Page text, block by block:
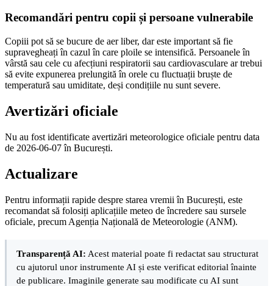
Recomandări pentru copii și persoane vulnerabile
Copiii pot să se bucure de aer liber, dar este important să fie
supravegheați în cazul în care ploile se intensifică. Persoanele în
vârstă sau cele cu afecțiuni respiratorii sau cardiovasculare ar trebui
să evite expunerea prelungită în orele cu fluctuații bruște de
temperatură sau umiditate, deși condițiile nu sunt severe.
Avertizări oficiale
Nu au fost identificate avertizări meteorologice oficiale pentru data
de 2026-06-07 în București.
Actualizare
Pentru informații rapide despre starea vremii în București, este
recomandat să folosiți aplicațiile meteo de încredere sau sursele
oficiale, precum Agenția Națională de Meteorologie (ANM).
Transparență AI: Acest material poate fi redactat sau structurat
cu ajutorul unor instrumente AI și este verificat editorial înainte
de publicare. Imaginile generate sau modificate cu AI sunt